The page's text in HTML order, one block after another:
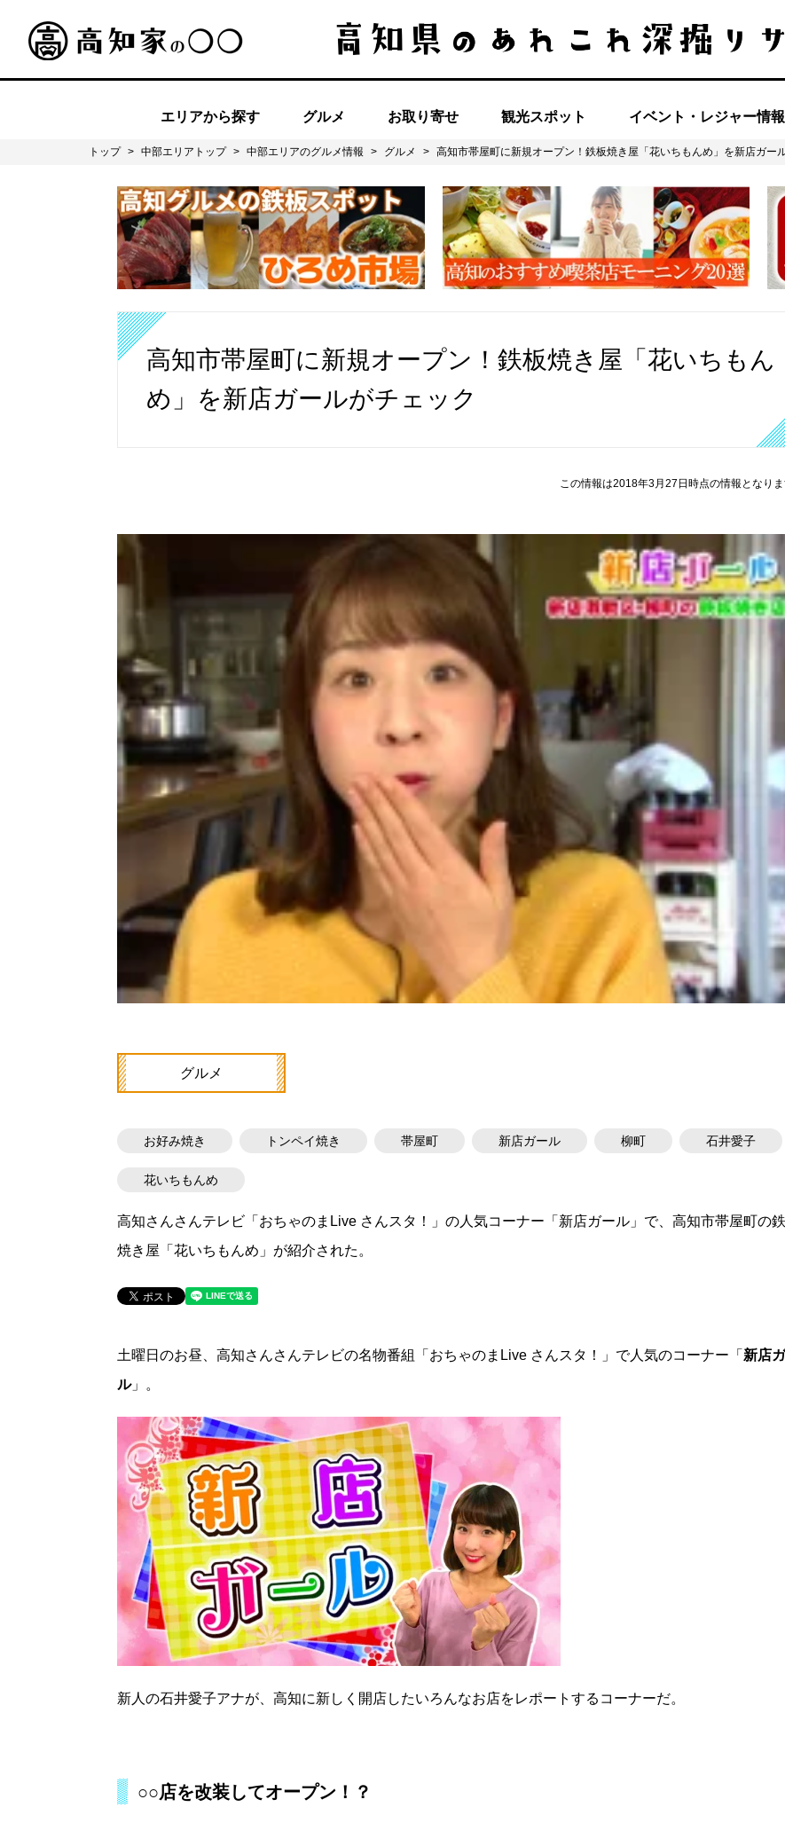
エリアから探す グルメ お取り寄せ 観光スポット イベント・レジャー情報
トップ > 中部エリアトップ > 中部エリアのグルメ情報 > グルメ > 高知市帯屋町に新規オープン！鉄板焼き屋「花いちもんめ」を新店ガー
高知市帯屋町に新規オープン！鉄板焼き屋「花いちもん
め」を新店ガールがチェック
この情報は2018年3月27日時点の情報となりま
グルメ
お好み焼き トンペイ焼き 帯屋町 新店ガール 柳町 石井愛子
花いちもんめ
高知さんさんテレビ「おちゃのまLive さんスタ！」の人気コーナー「新店ガール」で、高知市帯屋町の
焼き屋「花いちもんめ」が紹介された。
土曜日のお昼、高知さんさんテレビの名物番組「おちゃのまLive さんスタ！」で人気のコーナー「 新店
ル」。
新人の石井愛子アナが、高知に新しく開店したいろんなお店をレポートするコーナーだ。
○○店を改装してオープン！？